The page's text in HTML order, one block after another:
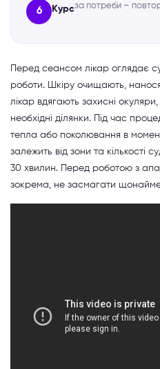
6 Курсза потреби –
Перед сеансом лікар оглядає
роботи. Шкіру очищають,
лікар вдягають захисні
необхідні ділянки. Під час
тепла або поколювання в
залежить від зони та кількості
30 хвилин. Перед роботою з
зокрема, не засмагати